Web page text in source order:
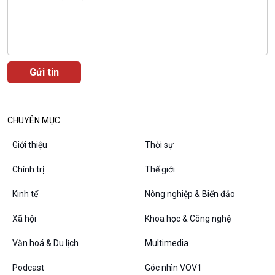
Văn hoá & Du lịch
Tin Văn hoá & Du lịch
Podcast
Góc nhìn VOV1
10 phút Sự kiện - Luận bàn
Câu chuyện thời sự
Đối thoại
CHUYÊN MỤC
Giới thiệu Thời sự
Chính trị Thế giới
Kinh tế Nông nghiệp & Biển đảo
Xã hội Khoa học & Công nghệ
Văn hoá & Du lịch Multimedia
Podcast Góc nhìn VOV1